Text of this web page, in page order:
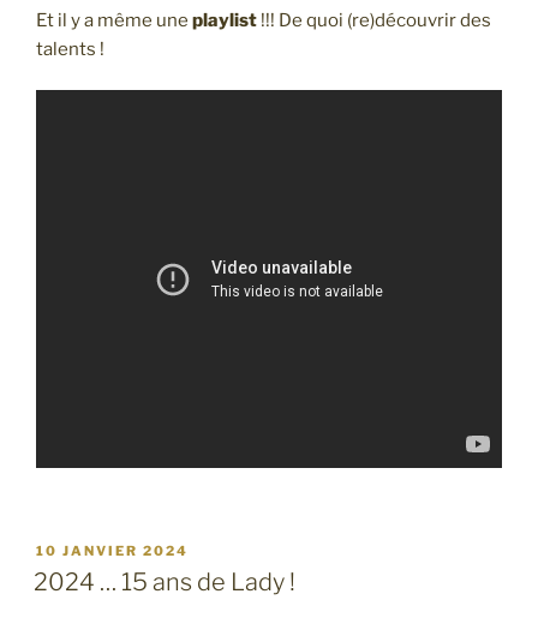
Et il y a même une playlist !!! De quoi (re)découvrir des
talents !
PUBLIÉ
LE
10 JANVIER 2024
2024 … 15 ans de Lady !